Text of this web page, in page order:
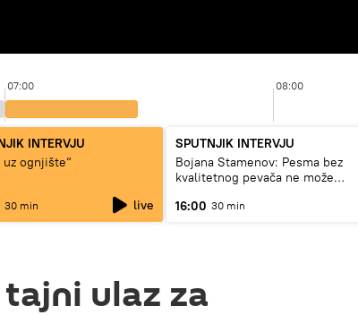
07:00 08:00
INTERVJU
uz ognjište“
30 min live
SPUTNJIK INTERVJU
Bojana Stamenov: Pesma bez
kvalitetnog pevača ne može
16:00 30 min
ulaz za